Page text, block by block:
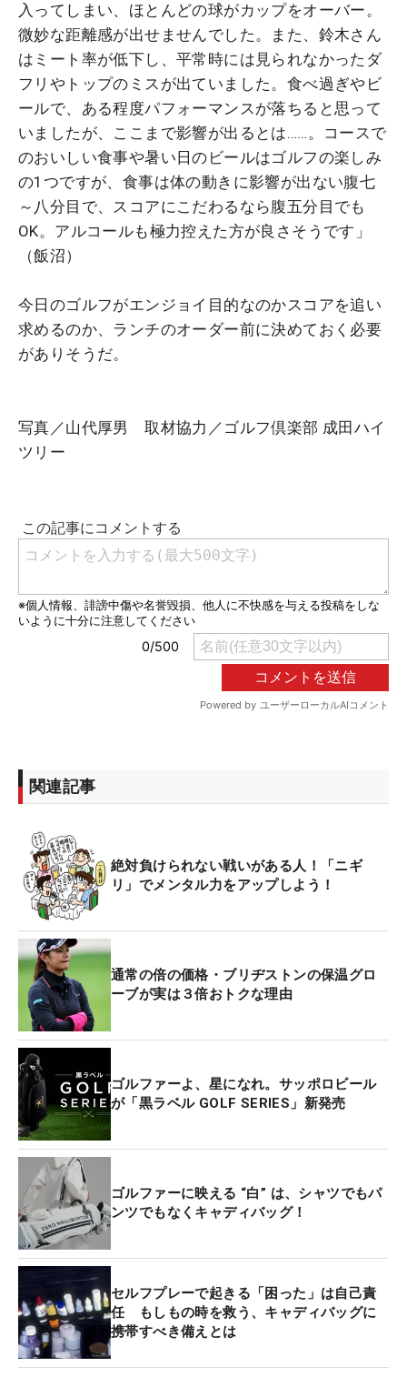
入ってしまい、ほとんどの球がカップをオーバー。
微妙な距離感が出せませんでした。また、鈴木さん
はミート率が低下し、平常時には見られなかったダ
フリやトップのミスが出ていました。食べ過ぎやビ
ールで、ある程度パフォーマンスが落ちると思って
いましたが、ここまで影響が出るとは……。コースで
のおいしい食事や暑い日のビールはゴルフの楽しみ
の1つですが、食事は体の動きに影響が出ない腹七
～八分目で、スコアにこだわるなら腹五分目でも
OK。アルコールも極力控えた方が良さそうです」
（飯沼）
今日のゴルフがエンジョイ目的なのかスコアを追い
求めるのか、ランチのオーダー前に決めておく必要
がありそうだ。
写真／山代厚男 取材協力／ゴルフ倶楽部 成田ハイ
ツリー
関連記事
絶対負けられない戦いがある人！「ニギ
リ」でメンタル力をアップしよう！
通常の倍の価格・ブリヂストンの保温グロ
ーブが実は３倍おトクな理由
ゴルファーよ、星になれ。サッポロビール
が「黒ラベル GOLF SERIES」新発売
ゴルファーに映える “白” は、シャツでもパ
ンツでもなくキャディバッグ！
セルフプレーで起きる「困った」は自己責
任 もしもの時を救う、キャディバッグに
携帯すべき備えとは